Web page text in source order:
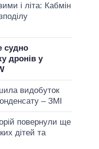
і літа: Кабмін
судно
дронів у
видобуток
– ЗМІ
повернули ще
дітей та